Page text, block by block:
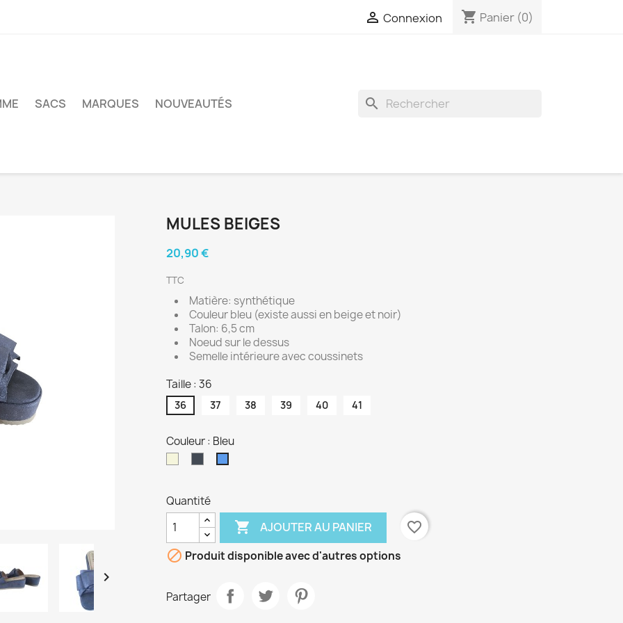
 Connexion shopping_cart Panier (0)
SACS MARQUES NOUVEAUTÉS search

MULES BEIGES
20,90 €
TTC
Matière: synthétique
Couleur bleu (existe aussi en beige et noir)
Talon: 6,5 cm
Noeud sur le dessus
Semelle intérieure avec coussinets
Taille : 36
36 37 38 39 40 41
Couleur : Bleu
Quantité
 AJOUTER AU PANIER
favorite_border
 Produit disponible avec d'autres options
Partager